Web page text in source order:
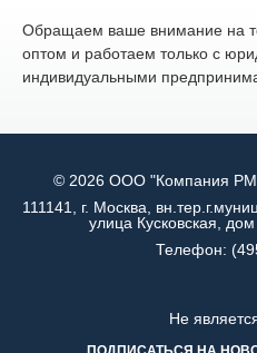
Обращаем ваше внимание на
оптом и работаем только с
индивидуальными
© 2026 ООО "Компания РМ
111141, г. Москва,
улица Кусковская,
Телефон:
Не